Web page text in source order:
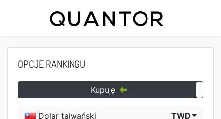
OPCJE RANKINGU
Kupuję
Dolar tajwański TWD